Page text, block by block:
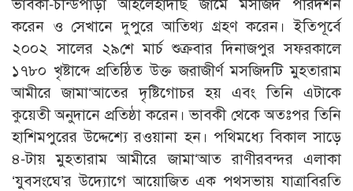
ভাবকী-চন্ডিপাড়া আহলেহাদীছ জামে মসজিদ পরিদর্শন
করেন ও সেখানে দুপুরে আতিথ্য গ্রহণ করেন। ইতিপূর্বে
২০০২ সালের ২৯শে মার্চ শুক্রবার দিনাজপুর সফরকালে
১৭৮০ খৃষ্টাব্দে প্রতিষ্ঠিত উক্ত জরাজীর্ণ মসজিদটি মুহতারাম
আমীরে জামা‘আতের দৃষ্টিগোচর হয় এবং তিনি এটাকে
কুয়েতী অনুদানে প্রতিষ্ঠা করেন। ভাবকী থেকে অতঃপর তিনি
হাশিমপুরের উদ্দেশ্যে রওয়ানা হন। পথিমধ্যে বিকাল সাড়ে
৪-টায় মুহতারাম আমীরে জামা‘আত রাণীরবন্দর এলাকা
‘যুবসংঘে’র উদ্যোগে আয়োজিত এক পথসভায় যাত্রাবিরতি